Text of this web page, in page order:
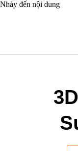
Nhảy đến nội dung